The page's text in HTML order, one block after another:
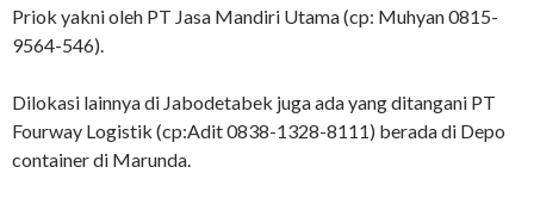
Priok yakni oleh PT Jasa Mandiri Utama (cp: Muhyan 0815-
9564-546).
Dilokasi lainnya di Jabodetabek juga ada yang ditangani PT
Fourway Logistik (cp:Adit 0838-1328-8111) berada di Depo
container di Marunda.